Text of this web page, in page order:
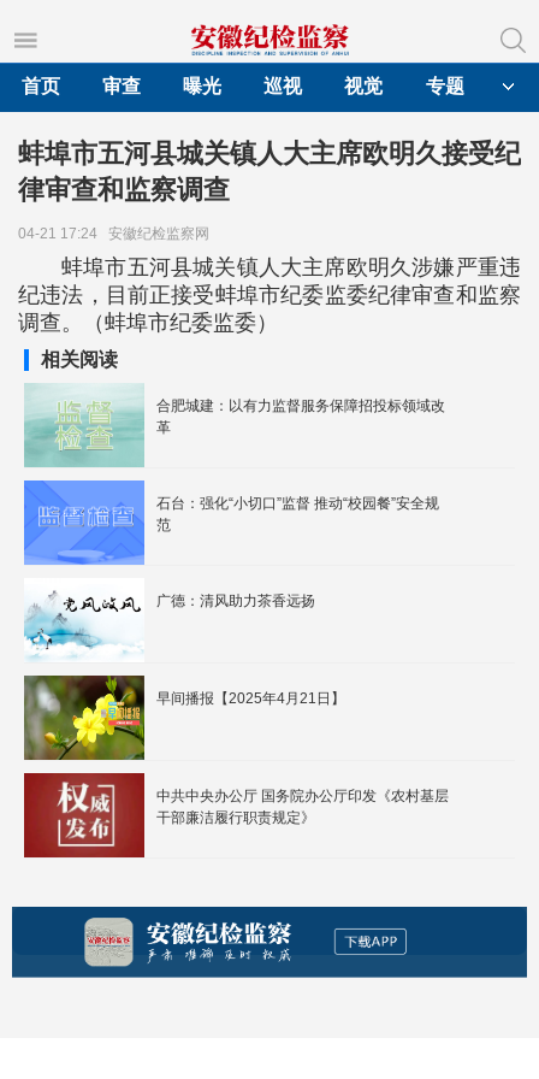
首页
审查 曝光 巡视 视觉 专题
蚌埠市五河县城关镇人大主席欧明久接受纪
律审查和监察调查
04-21 17:24 安徽纪检监察网
蚌埠市五河县城关镇人大主席欧明久涉嫌严重违
纪违法，目前正接受蚌埠市纪委监委纪律审查和监察
调查。（蚌埠市纪委监委）
相关阅读
合肥城建：以有力监督服务保障招投标领域改
革
石台：强化“小切口”监督 推动“校园餐”安全规
范
广德：清风助力茶香远扬
早间播报【2025年4月21日】
中共中央办公厅 国务院办公厅印发《农村基层
干部廉洁履行职责规定》